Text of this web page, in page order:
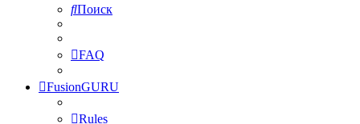
Поиск
FAQ
FusionGURU
Rules